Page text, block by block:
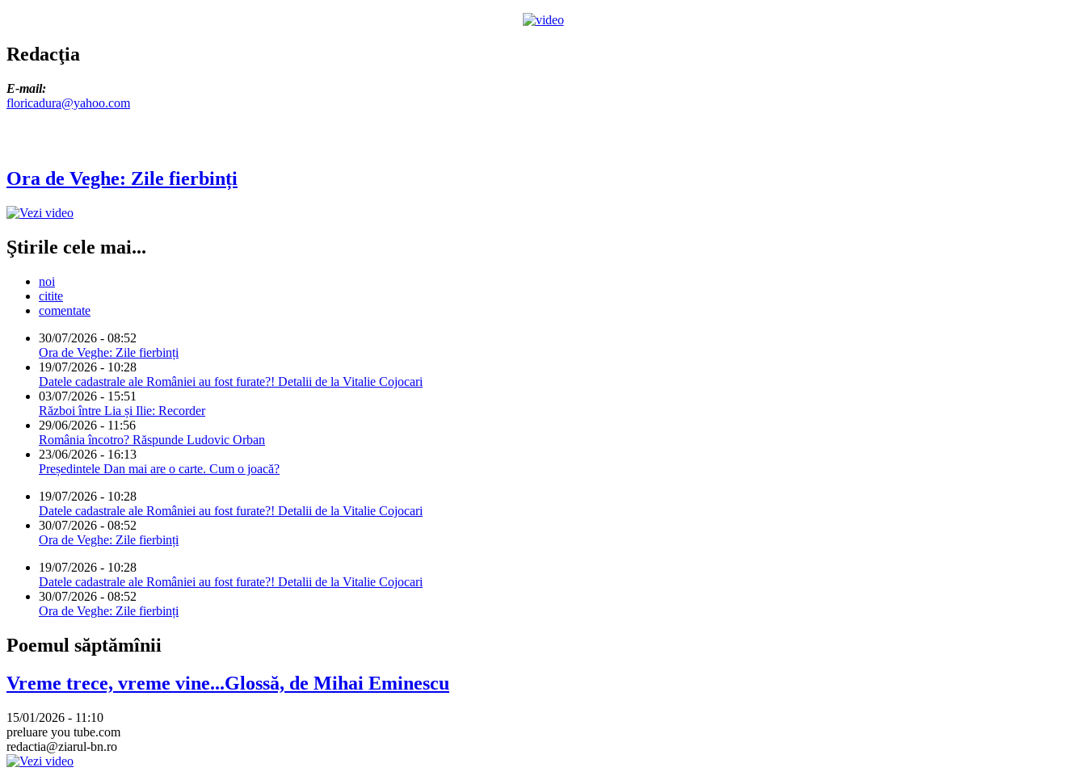
Redacţia
E-mail:
floricadura@yahoo.com
Ora de Veghe: Zile fierbinți
Ştirile cele mai...
noi
citite
comentate
30/07/2026 - 08:52
Ora de Veghe: Zile fierbinți
19/07/2026 - 10:28
Datele cadastrale ale României au fost furate?! Detalii de la Vitalie Cojocari
03/07/2026 - 15:51
Război între Lia și Ilie: Recorder
29/06/2026 - 11:56
România încotro? Răspunde Ludovic Orban
23/06/2026 - 16:13
Președintele Dan mai are o carte. Cum o joacă?
19/07/2026 - 10:28
Datele cadastrale ale României au fost furate?! Detalii de la Vitalie Cojocari
30/07/2026 - 08:52
Ora de Veghe: Zile fierbinți
19/07/2026 - 10:28
Datele cadastrale ale României au fost furate?! Detalii de la Vitalie Cojocari
30/07/2026 - 08:52
Ora de Veghe: Zile fierbinți
Poemul săptămînii
Vreme trece, vreme vine...Glossă, de Mihai Eminescu
15/01/2026 - 11:10
preluare you tube.com
redactia@ziarul-bn.ro